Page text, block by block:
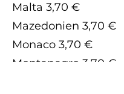
Malta 3,70 €
Mazedonien 3,70 €
Monaco 3,70 €
Montenegro 3,70 €